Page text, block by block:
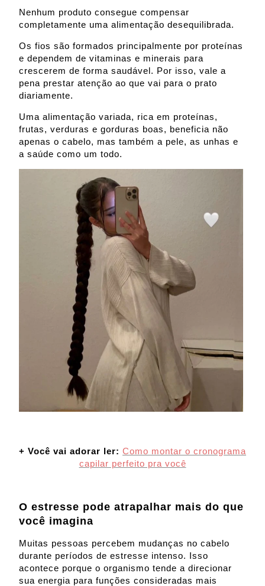
Nenhum produto consegue compensar
completamente uma alimentação desequilibrada.
Os fios são formados principalmente por proteínas
e dependem de vitaminas e minerais para
crescerem de forma saudável. Por isso, vale a
pena prestar atenção ao que vai para o prato
diariamente.
Uma alimentação variada, rica em proteínas,
frutas, verduras e gorduras boas, beneficia não
apenas o cabelo, mas também a pele, as unhas e
a saúde como um todo.
+ Você vai adorar ler: Como montar o cronograma
capilar perfeito pra você
O estresse pode atrapalhar mais do que
você imagina
Muitas pessoas percebem mudanças no cabelo
durante períodos de estresse intenso. Isso
acontece porque o organismo tende a direcionar
sua energia para funções consideradas mais